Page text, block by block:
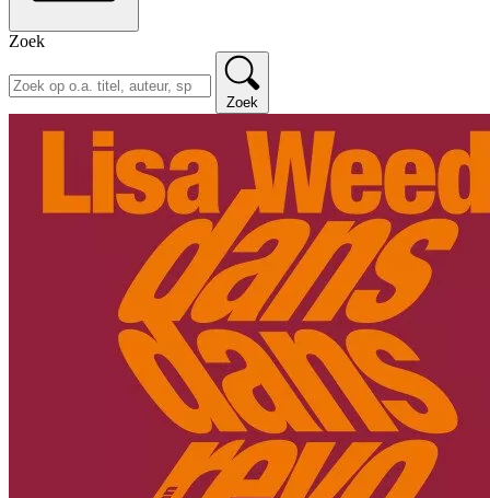
Zoek
Zoek